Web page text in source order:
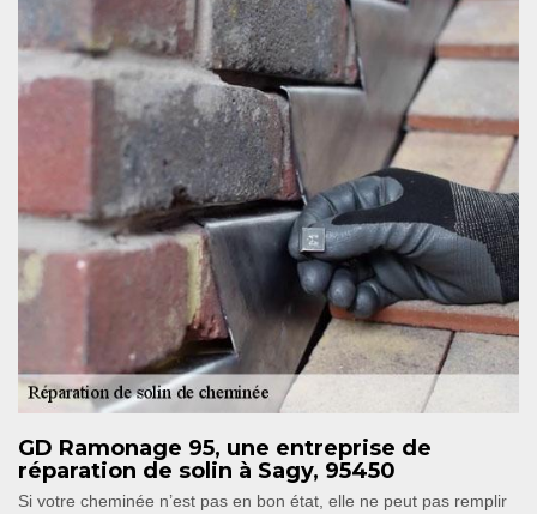
GD Ramonage 95, une entreprise de
réparation de solin à Sagy, 95450
Si votre cheminée n’est pas en bon état, elle ne peut pas remplir